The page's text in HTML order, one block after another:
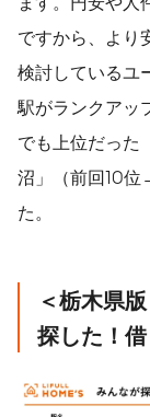
ですから、より
検討しているユ
駅がランクアッ
でも上位だった
沼」（前回10
た。
＜栃木県
探した！